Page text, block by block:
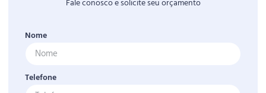
Fale conosco e solicite seu orçamento
Nome
Telefone